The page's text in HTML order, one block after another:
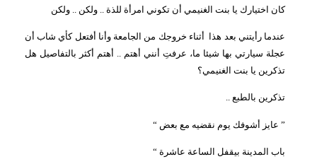
كان اختيارك يا بنت الغنيمي أن تكوني امرأة للذة .. ولكن .. ولكن
عندما رأيتني بعد هذا أثناء خروجك من الجامعة وأنا أفتعل كأي شاب أن
عجلة سيارتي بها شيئا ما، عرفتِ أنني أهتم .. أهتم أكثر بالتفاصيل هل
تذكرين يا بنت الغنيمي؟
تذكرين بالطبع ..
” عايز أشوفك يوم نقضيه مع بعض “
باب المدينة بيقفل الساعة عاشرة “